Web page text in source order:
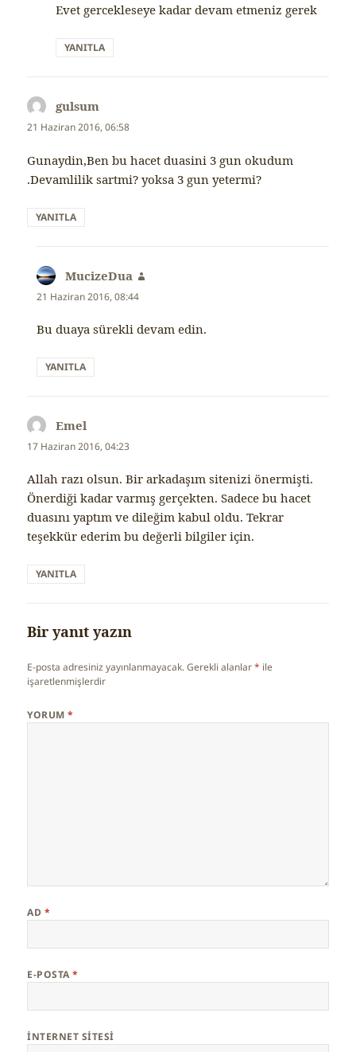
Evet gercekleseye kadar devam etmeniz gerek
YANITLA
gulsum
ki:
21 Haziran 2016, 06:58
Gunaydin,Ben bu hacet duasini 3 gun okudum
.Devamlilik sartmi? yoksa 3 gun yetermi?
YANITLA
MucizeDua
21 Haziran 2016, 08:44
Bu duaya sürekli devam edin.
YANITLA
Emel
ki:
17 Haziran 2016, 04:23
Allah razı olsun. Bir arkadaşım sitenizi önermişti.
Önerdiği kadar varmış gerçekten. Sadece bu hacet
duasını yaptım ve dileğim kabul oldu. Tekrar
teşekkür ederim bu değerli bilgiler için.
YANITLA
Bir yanıt yazın
E-posta adresiniz yayınlanmayacak. Gerekli alanlar* ile
işaretlenmişlerdir
YORUM*
AD *
E-POSTA*
İNTERNET SITESI